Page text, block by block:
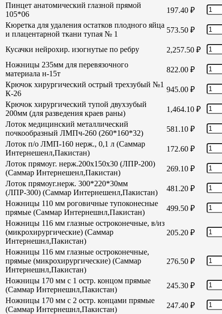
Пинцет анатомический глазной прямой
105*06
197.40 ₽
Кюретка для удаления остатков плодного яйца
и плацентарной ткани тупая № 1
573.50 ₽
Кусачки нейрохир. изогнутые по ребру 2,257.50 ₽
Ножницы 235мм для перевязочного
материала н-15т
822.00 ₽
Крючок хирургический острый трехзубый №1
К-26
945.00 ₽
Крючок хирургический тупой двухзубый
200мм (для разведения краев раны)
1,464.10 ₽
Лоток медицинский металлический
почкообразный ЛМПч-260 (260*160*32)
581.10 ₽
Лоток п/о ЛМП-160 нерж., 0,1 л (Саммар
Интернешенл,Пакистан)
172.60 ₽
Лоток прямоуг. нерж.200х150х30 (ЛПР-200)
(Саммар Интернешенл,Пакистан)
269.10 ₽
Лоток прямоуг.нерж. 300*220*30мм
(ЛПР-300) (Саммар Интернешенл,Пакистан)
481.20 ₽
Ножницы 110 мм роговичные тупоконесные
прямые (Саммар Интернешнл,Пакистан)
499.50 ₽
Ножницы 116 мм глазные остроконечные, в/из
(микрохирургические) (Саммар
Интернешнл,Пакистан)
205.20 ₽
Ножницы 116 мм глазные остроконечные,
прямые (микрохирургические) (Саммар
Интернешнл,Пакистан)
276.50 ₽
Ножницы 170 мм с 1 остр. концом прямые
(Саммар Интернешнл,Пакистан)
245.30 ₽
Ножницы 170 мм с 2 остр. концами прямые
(Саммар Интернешнл,Пакистан)
247.40 ₽